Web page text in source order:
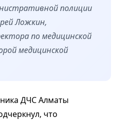
полиции
Ложкин,
по медицинской
медицинской
ДЧС Алматы
что